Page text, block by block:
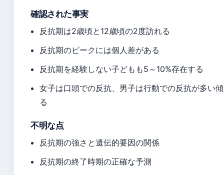
確認された事実
反抗期は2歳頃と12歳頃の2度訪れる
反抗期のピークには個人差がある
反抗期を経験しない子どもも5～10%存在する
女子は口頭での反抗、男子は行動での反抗が多い
る
不明な点
反抗期の強さと遺伝的要因の関係
反抗期の終了時期の正確な予測